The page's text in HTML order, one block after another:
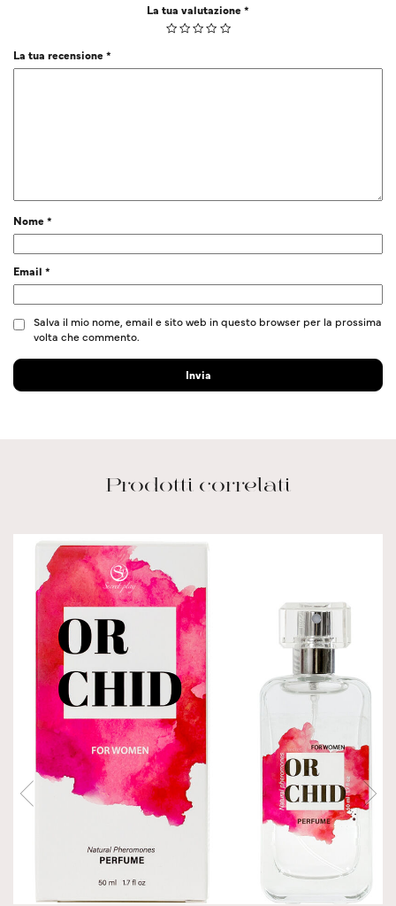
La tua valutazione*
La tua recensione*
Nome*
Email *
Salva il mio nome, email e sito web in questo browser per la prossima
volta che commento.
Prodotti correlati